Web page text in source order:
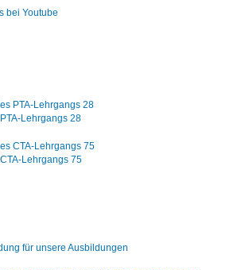
Lehrgangs 28
Lehrgangs 75